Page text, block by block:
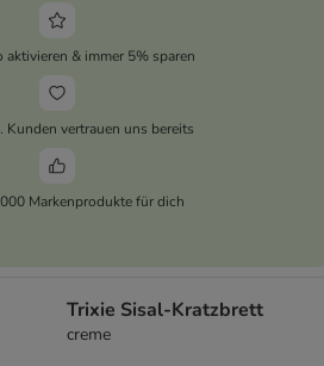
& immer 5% sparen
Kunden vertrauen uns bereits
Markenprodukte für dich
Trixie Sisal-Kratzbrett
creme